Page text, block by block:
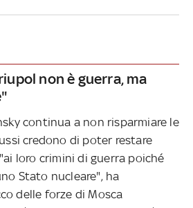
non è guerra, ma
continua a non risparmiare le
credono di poter restare
loro crimini di guerra poiché
Stato nucleare", ha
delle forze di Mosca